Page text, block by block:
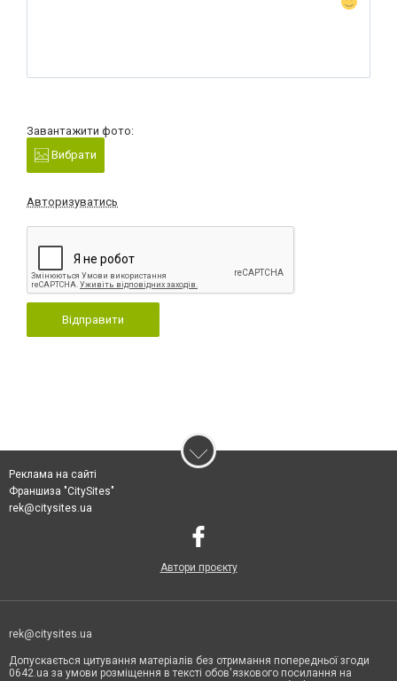
Завантажити фото:
Вибрати
Авторизуватись
Відправити
Реклама на сайті
Франшиза "CitySites"
rek@citysites.ua
Автори проєкту
rek@citysites.ua
Допускається цитування матеріалів без отримання попередньої згоди
0642.ua за умови розміщення в тексті обов'язкового посилання на